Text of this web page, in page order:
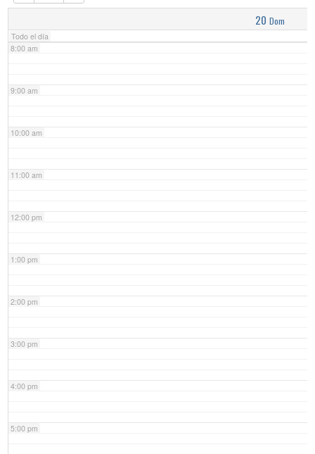
20 Dom
Todo el día
7:00 am
8:00 am
9:00 am
10:00 am
11:00 am
12:00 pm
1:00 pm
2:00 pm
3:00 pm
4:00 pm
5:00 pm